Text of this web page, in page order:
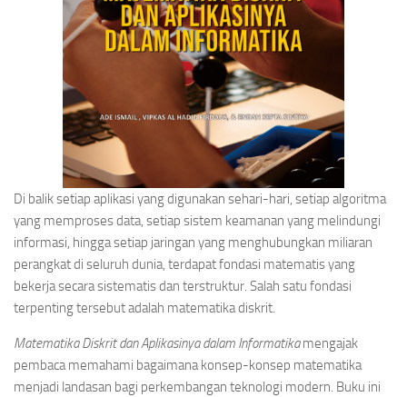
Di balik setiap aplikasi yang digunakan sehari-hari, setiap algoritma
yang memproses data, setiap sistem keamanan yang melindungi
informasi, hingga setiap jaringan yang menghubungkan miliaran
perangkat di seluruh dunia, terdapat fondasi matematis yang
bekerja secara sistematis dan terstruktur. Salah satu fondasi
terpenting tersebut adalah matematika diskrit.
Matematika Diskrit dan Aplikasinya dalam Informatikamengajak
pembaca memahami bagaimana konsep-konsep matematika
menjadi landasan bagi perkembangan teknologi modern. Buku ini